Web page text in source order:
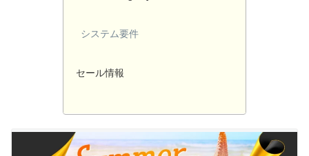
システム要件
セール情報